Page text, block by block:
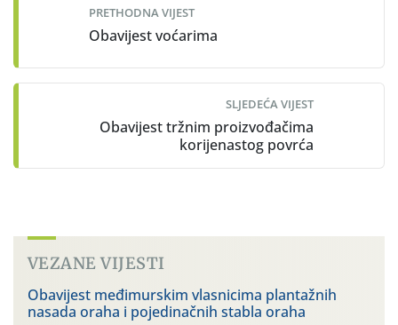
PRETHODNA VIJEST
Obavijest voćarima
SLJEDEĆA VIJEST
Obavijest tržnim proizvođačima
korijenastog povrća
VEZANE VIJESTI
Obavijest međimurskim vlasnicima plantažnih
nasada oraha i pojedinačnih stabla oraha